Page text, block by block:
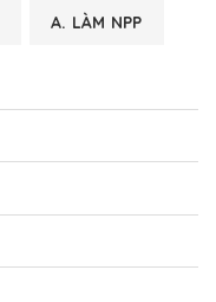
A. LÀM NPP